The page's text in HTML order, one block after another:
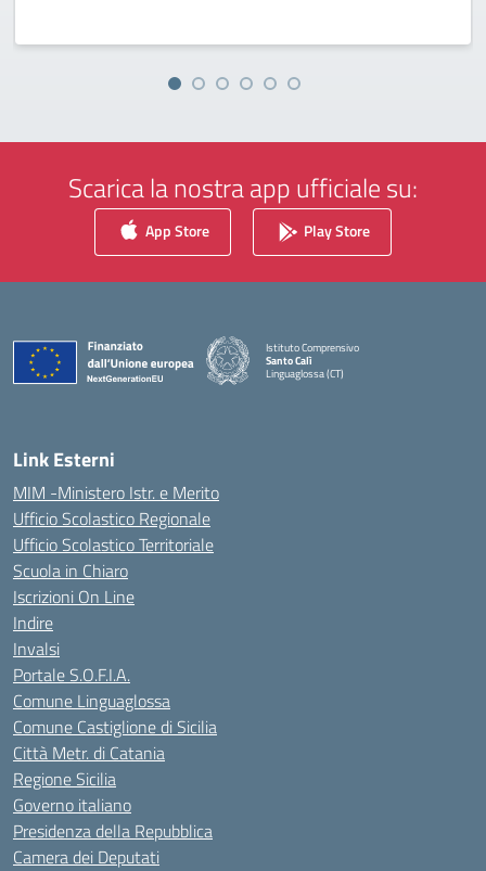
Scarica la nostra app ufficiale su:
App Store Play Store
Istituto Comprensivo
Santo Calì
Linguaglossa (CT)
— Visita la pagina iniziale della scuola
Link Esterni
MIM -Ministero Istr. e Merito
Ufficio Scolastico Regionale
Ufficio Scolastico Territoriale
Scuola in Chiaro
Iscrizioni On Line
Indire
Invalsi
Portale S.O.F.I.A.
Comune Linguaglossa
Comune Castiglione di Sicilia
Città Metr. di Catania
Regione Sicilia
Governo italiano
Presidenza della Repubblica
Camera dei Deputati